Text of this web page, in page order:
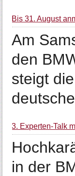
Bis 31. August
Am
den
steigt
3. Experten-Talk
in der